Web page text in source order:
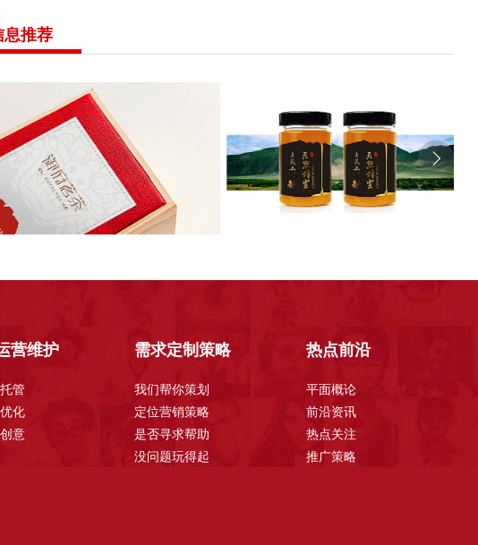
息推荐
营维护
管
化
意
需求定制策略
我们帮你策划
定位营销策略
是否寻求帮助
没问题玩得起
热点前沿
平面概论
前沿资讯
热点关注
推广策略